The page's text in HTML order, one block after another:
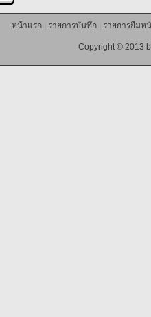
หน้าแรก| รายการบันทึก| รายการยืมห
Copyright © 2013